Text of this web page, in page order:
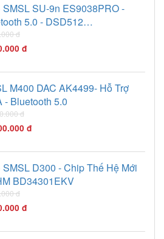
SMSL SU-9n ES9038PRO -
5.0 - DSD512
32Bit
đ
đ
M400 DAC AK4499- Hỗ Trợ
- Bluetooth 5.0
đ
đ
SMSL D300 - Chip Thế Hệ Mới
BD34301EKV
đ
đ